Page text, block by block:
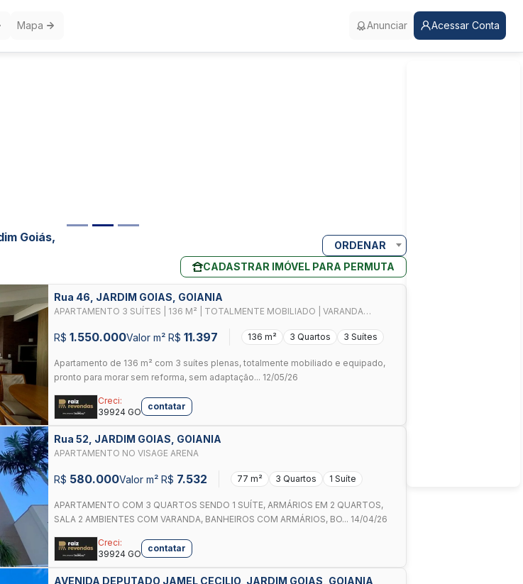
Mapa Anunciar Acessar Conta
Goiás,
ORDENAR
CADASTRAR IMÓVEL PARA PERMUTA
Rua 46, JARDIM GOIAS, GOIANIA
APARTAMENTO 3 SUÍTES | 136 M² | TOTALMENTE MOBILIADO | VARANDA
R$ 1.550.000Valor m² R$ 11.397 136 m² 3 Quartos 3 Suítes
Apartamento de 136 m² com 3 suítes plenas, totalmente mobiliado e equipado,
pronto para morar sem reforma, sem adaptação... 12/05/26
Creci:
39924 GO
contatar
Rua 52, JARDIM GOIAS, GOIANIA
APARTAMENTO NO VISAGE ARENA
R$ 580.000Valor m² R$ 7.532 77 m² 3 Quartos 1 Suíte
APARTAMENTO COM 3 QUARTOS SENDO 1 SUÍTE, ARMÁRIOS EM 2 QUARTOS,
SALA 2 AMBIENTES COM VARANDA, BANHEIROS COM ARMÁRIOS, BO... 14/04/26
Creci:
39924 GO
contatar
AVENIDA DEPUTADO JAMEL CECILIO, JARDIM GOIAS, GOIANIA